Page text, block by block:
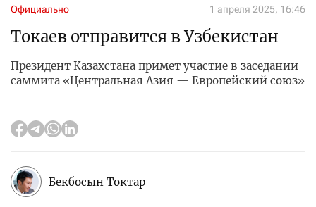
Официально 1 апреля 2025, 16:46
Токаев отправится в Узбекистан
Президент Казахстана примет участие в заседании
саммита «Центральная Азия — Европейский союз»
Бекбосын Токтар